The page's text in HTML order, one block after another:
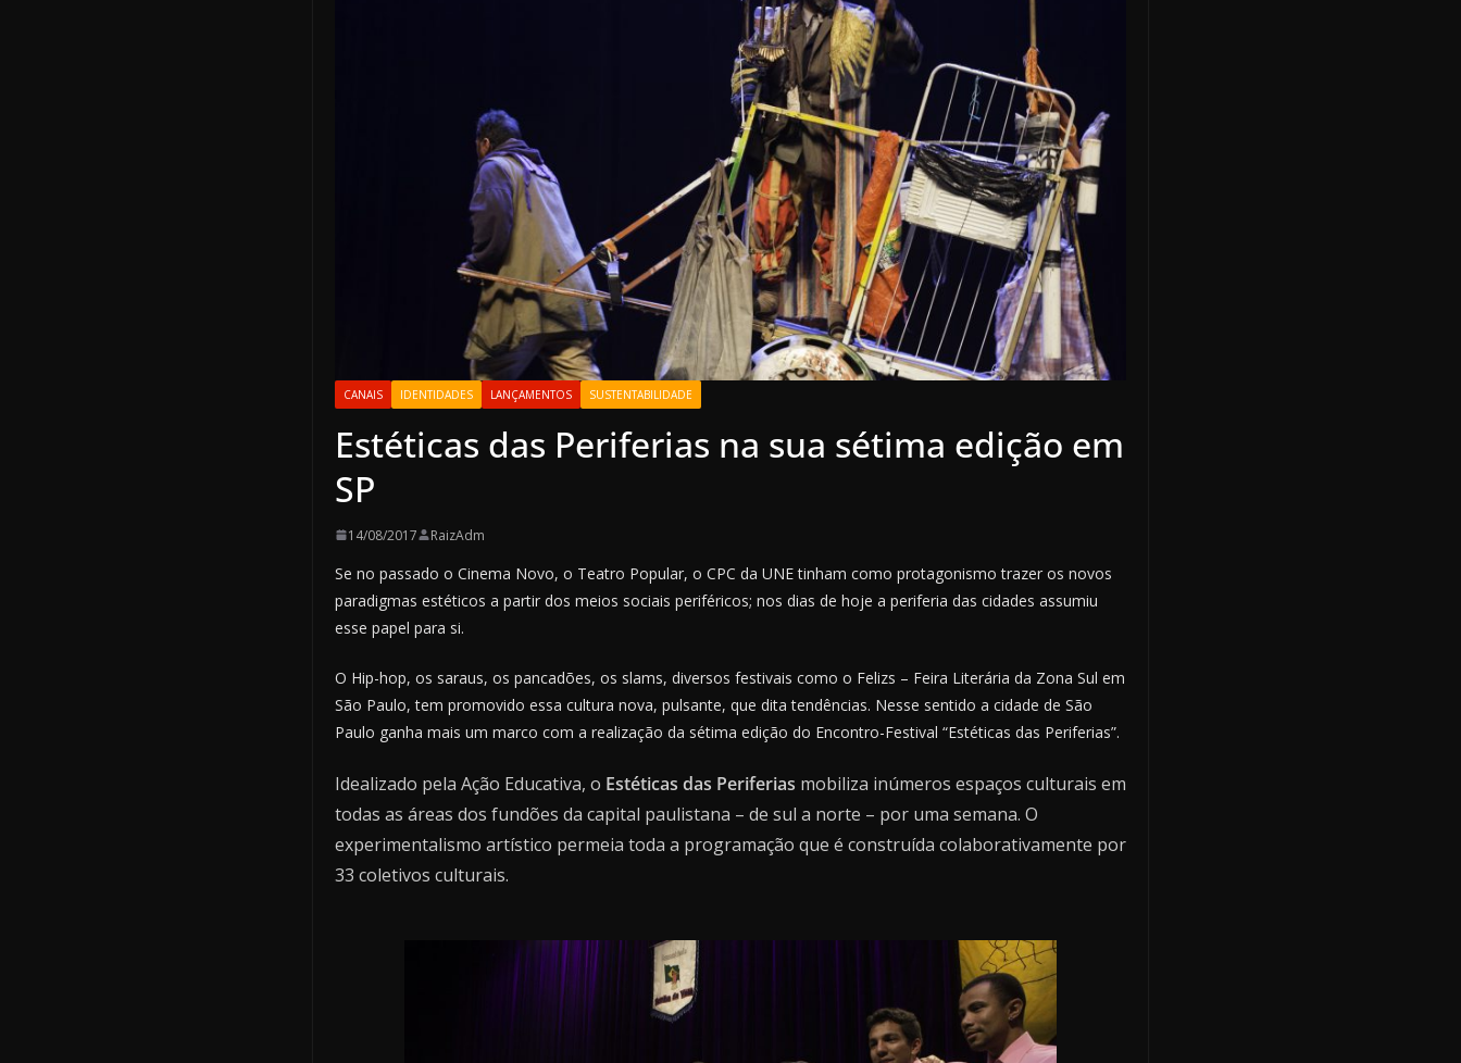
CANAIS IDENTIDADES LANÇAMENTOS SUSTENTABILIDADE
Estéticas das Periferias na sua sétima edição em
SP
14/08/2017 RaizAdm
Se no passado o Cinema Novo, o Teatro Popular, o CPC da UNE tinham como protagonismo trazer os novos
paradigmas estéticos a partir dos meios sociais periféricos; nos dias de hoje a periferia das cidades assumiu
esse papel para si.
O Hip-hop, os saraus, os pancadões, os slams, diversos festivais como o Felizs – Feira Literária da Zona Sul em
São Paulo, tem promovido essa cultura nova, pulsante, que dita tendências. Nesse sentido a cidade de São
Paulo ganha mais um marco com a realização da sétima edição do Encontro-Festival “Estéticas das Periferias”.
Idealizado pela Ação Educativa, o Estéticas das Periferias mobiliza inúmeros espaços culturais em
todas as áreas dos fundões da capital paulistana – de sul a norte – por uma semana. O
experimentalismo artístico permeia toda a programação que é construída colaborativamente por
33 coletivos culturais.